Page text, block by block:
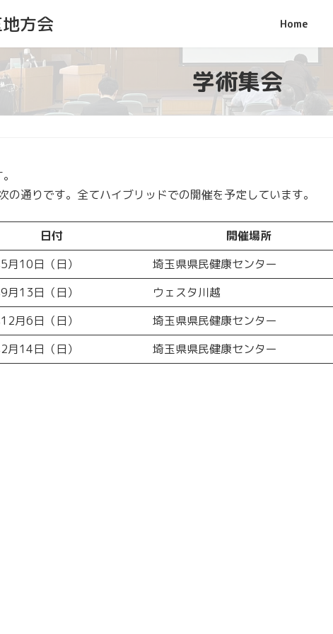
方会 Home
学術集会
通りです。全てハイブリッドでの開催を予定しています。
日付
開催場所
月10日（日）
埼玉県県民健康センター
月13日（日）
ウェスタ川越
月6日（日）
埼玉県県民健康センター
月14日（日） 埼玉県県民健康センター